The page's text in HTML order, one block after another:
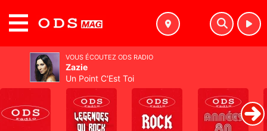
VOUS ÉCOUTEZ ODS RADIO
Zazie
Un Point C'Est Toi